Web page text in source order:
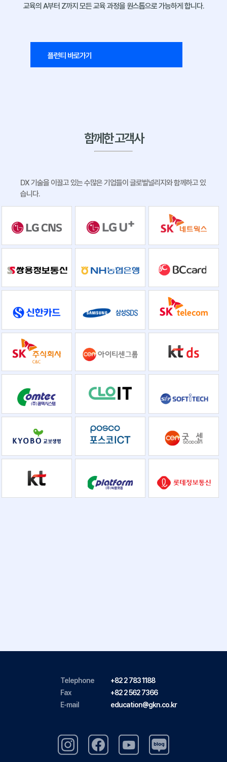
교육의 A부터 Z까지 모든 교육 과정을 원스톱으로 가능하게 합니다.
플런티 바로가기
함께한 고객사
DX 기술을 이끌고 있는 수많은 기업들이 글로벌널리지와 함께하고 있
습니다.
Telephone
+82 2 783 1188
Fax
+82 2 562 7366
E-mail
education@gkn.co.kr